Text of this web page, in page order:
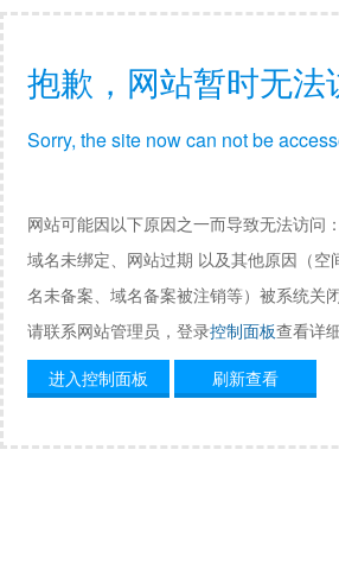
抱歉，网站暂时无法
Sorry, the site now can not be
网站可能因以下原因之一而导致无法访问：
域名未绑定、网站过期 以及其他原因（空
名未备案、域名备案被注销等）被系统关闭
请联系网站管理员，登录控制面板查看详
进入控制面板
刷新查看